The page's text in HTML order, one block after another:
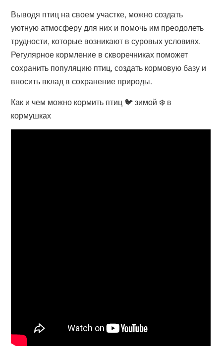
Выводя птиц на своем участке, можно создать
уютную атмосферу для них и помочь им преодолеть
трудности, которые возникают в суровых условиях.
Регулярное кормление в скворечниках поможет
сохранить популяцию птиц, создать кормовую базу и
вносить вклад в сохранение природы.
Как и чем можно кормить птиц 🐦 зимой ❄️ в
кормушках